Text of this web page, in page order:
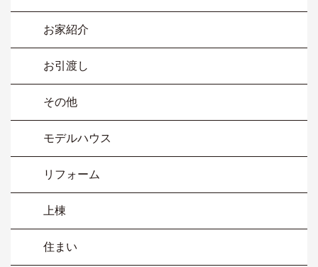
お家紹介
お引渡し
その他
モデルハウス
リフォーム
上棟
住まい